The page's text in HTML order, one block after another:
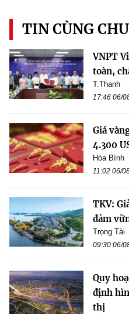
TIN CÙNG
VNPT
toàn,
T.Thanh
17:46 06/
Giá
4.300
Hòa Bình
11:02 06/
TKV:
đảm
Trọng Tài
09:30 06/
Quy
định
thị